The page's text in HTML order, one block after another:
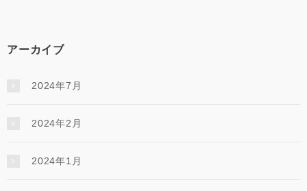
アーカイブ
2024年7月
2024年2月
2024年1月